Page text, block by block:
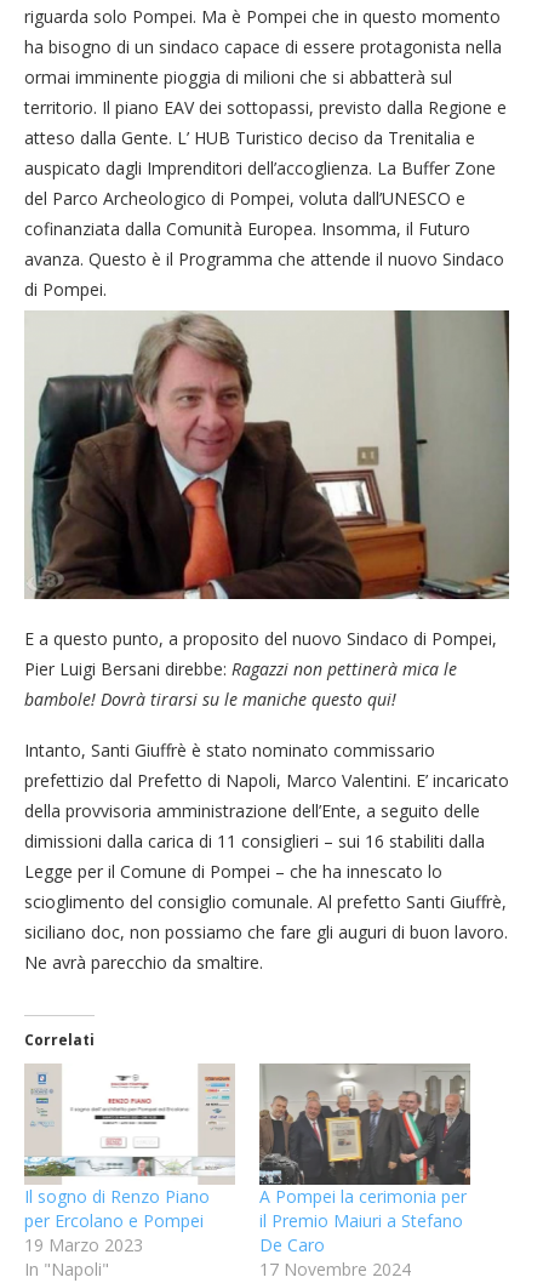
riguarda solo Pompei. Ma è Pompei che in questo momento
ha bisogno di un sindaco capace di essere protagonista nella
ormai imminente pioggia di milioni che si abbatterà sul
territorio. Il piano EAV dei sottopassi, previsto dalla Regione e
atteso dalla Gente. L’ HUB Turistico deciso da Trenitalia e
auspicato dagli Imprenditori dell’accoglienza. La Buffer Zone
del Parco Archeologico di Pompei, voluta dall’UNESCO e
cofinanziata dalla Comunità Europea. Insomma, il Futuro
avanza. Questo è il Programma che attende il nuovo Sindaco
di Pompei.
E a questo punto, a proposito del nuovo Sindaco di Pompei,
Pier Luigi Bersani direbbe: Ragazzi non pettinerà mica le
bambole! Dovrà tirarsi su le maniche questo qui!
Intanto, Santi Giuffrè è stato nominato commissario
prefettizio dal Prefetto di Napoli, Marco Valentini. E’ incaricato
della provvisoria amministrazione dell’Ente, a seguito delle
dimissioni dalla carica di 11 consiglieri – sui 16 stabiliti dalla
Legge per il Comune di Pompei – che ha innescato lo
scioglimento del consiglio comunale. Al prefetto Santi Giuffrè,
siciliano doc, non possiamo che fare gli auguri di buon lavoro.
Ne avrà parecchio da smaltire.
Correlati
Il sogno di Renzo Piano
per Ercolano e Pompei
19 Marzo 2023
In "Napoli"
A Pompei la cerimonia per
il Premio Maiuri a Stefano
De Caro
17 Novembre 2024